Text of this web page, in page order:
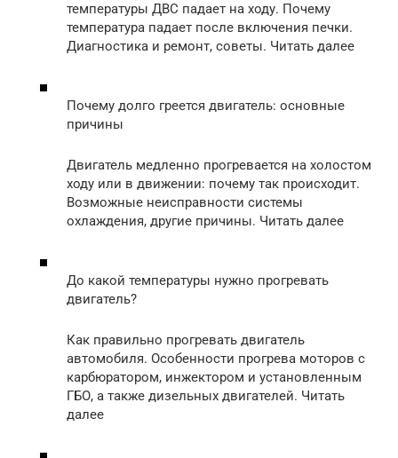
температуры ДВС падает на ходу. Почему
температура падает после включения печки.
Диагностика и ремонт, советы. Читать далее
Почему долго греется двигатель: основные
причины
Двигатель медленно прогревается на холостом
ходу или в движении: почему так происходит.
Возможные неисправности системы
охлаждения, другие причины. Читать далее
До какой температуры нужно прогревать
двигатель?
Как правильно прогревать двигатель
автомобиля. Особенности прогрева моторов с
карбюратором, инжектором и установленным
ГБО, а также дизельных двигателей. Читать
далее